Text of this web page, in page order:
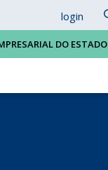
login
DO ESTADO